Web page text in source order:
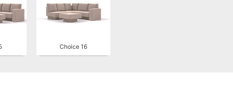
Choice 16